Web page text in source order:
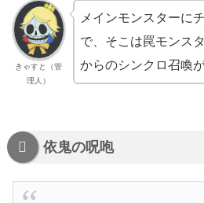
きゃすと（管
理人）
メインモンスターに
で、そこは罠モンス
からのシンクロ召喚
依鬼の呪咆